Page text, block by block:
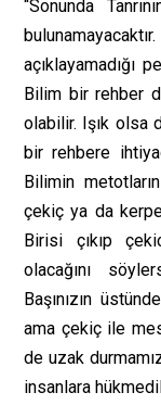
“Sonunda
açıklayamadığı
Bilim bir rehber
olabilir. Işık olsa
bir rehbere
Bilimin
çekiç ya da
Birisi çıkıp
olacağını
Başınızın
ama çekiç ile
de uzak
insanlara